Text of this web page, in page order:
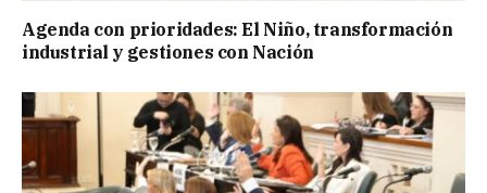
Agenda con prioridades: El Niño, transformación
industrial y gestiones con Nación